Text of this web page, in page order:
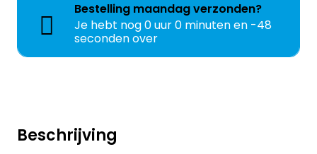
Beschrijving
Bestelling maandagverzonden?
Je hebt nog0 uur 0 minuten en -48
seconden over